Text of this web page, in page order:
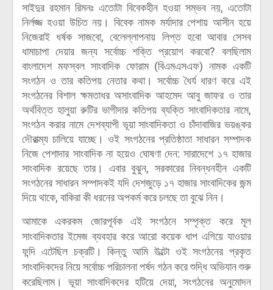
সাইদুর রহমান রিমনঃ এতোটা বিবেকহীন হওয়া সম্ভব নয়, এতোটা
নির্লজ্জ হওয়া উচিত নয়। বিবেক নামক মর্যাদার পেশায় আসীন হয়ে
নিজেরাই ধর্ষক সাজবো, বেলেল্লাপনায় লিপ্ত হবো আবার সেসব
ধামাচাপা দেয়ার জন্য সর্বোচ্চ শক্তি প্রয়োগ করবো? বলছিলাম
বাংলাদেশ মফস্বল সাংবাদিক ফোরাম (বিএমএসএফ) নামক একটি
সংগঠন ও তার কতিপয় নেতার কথা। সর্বোচ্চ ধৈর্য ধারণ করে এই
সংগঠনের বিশাল ক্ষমতাধর অসাংবাদিক আহমেদ আবু জাফর ও তার
অর্থবিত্ত হালুয়া রুটির ভাগীদার কতিপয় ব্যক্তি সাংবাদিকতার নামে,
সংগঠন করার নামে দেশব্যাপী ভূয়া সাংবাদিকতা ও চাঁদাবাজির ভয়ঙ্কর
দৌরাত্ম্য চালিয়ে যাচ্ছে। ওই সংগঠনের প্রতিষ্ঠাতা সাধারন সম্পাদক
নিজে পেশাদার সাংবাদিক না হয়েও ঘোষণা দেন: সারাদেশে ১৭ হাজার
সাংবাদিক রয়েছে তার। এবার বুঝুন, সরকারের নিবন্ধনহীন একটি
সংগঠনের সাধারন সম্পাদকই যদি দেশজুড়ে ১৭ হাজার সাংবাদিকের জন্ম
দিয়ে থাকে, বাকিরা কী ধরনের অপকর্ম করে চলছে তা বুঝে নিন।
আমাকে একরকম জোরপূর্বক এই সংগঠনে সম্পৃক্ত করে মূল
সাংবাদিকতার ইমেজ ব্যবহার করে আরো কয়েক ধাপ এগিয়ে যাওয়ার
ফন্দি এটেছিল চক্রটি। কিন্তু আমি উল্টো ওই সংগঠনের প্রকৃত
সাংবাদিকদের নিয়ে সর্বোচ্চ পরিচালনা পর্ষদ গঠন করে শুদ্ধি অভিযান শুরু
করেছিলাম। ভূয়া সাংবাদিকদের হটিয়ে দেয়া, সংগঠনের অনুমোদন